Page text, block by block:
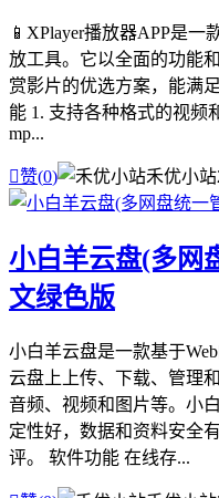
📱XPlayer播放器APP是
放工具。它以全面的功能
赏影片的优选方案，能满
能 1. 支持各种格式的视频
mp...
赞(0) 禾优小站
小白羊云盘(多网
文绿色版
小白羊云盘是一款基于
云盘上上传、下载、管理
音频、视频和图片等。小
定性好，数据和资料安全
评。 软件功能 在线存...